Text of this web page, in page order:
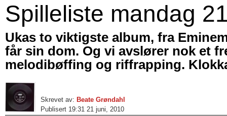
Spilleliste mandag
Ukas to viktigste album, fra
får sin dom. Og vi avslører nok et
melodibøffing og riffrapping.
Skrevet av: Beate Grøndahl
Publisert 19:31 21 juni, 2010